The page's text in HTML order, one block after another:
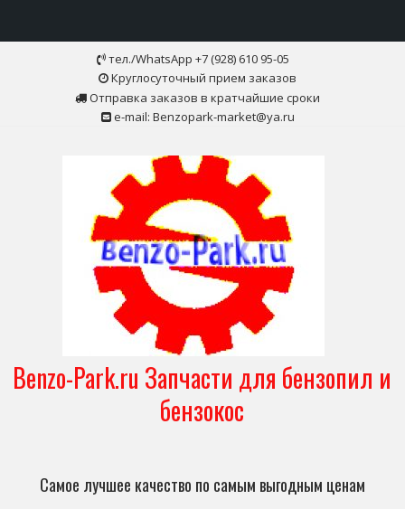
тел./WhatsApp +7 (928) 610 95-05
Круглосуточный прием заказов
Отправка заказов в кратчайшие сроки
e-mail: Benzopark-market@ya.ru
Benzo-Park.ru Запчасти для бензопил и
бензокос
Самое лучшее качество по самым выгодным ценам